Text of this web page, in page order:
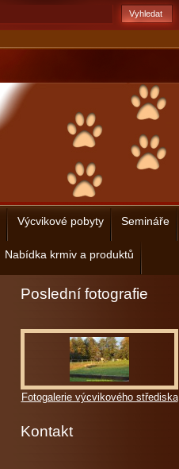
Výcvikové pobyty Semináře
Nabídka krmiv a produktů
Poslední fotografie
Fotogalerie výcvikového střediska
Kontakt